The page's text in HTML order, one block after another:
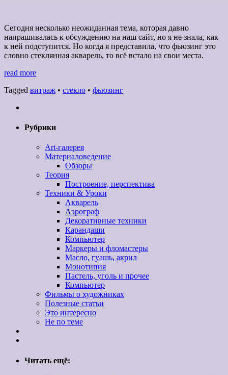
Сегодня несколько неожиданная тема, которая давно
напрашивалась к обсуждению на наш сайт, но я не знала, как
к ней подступится. Но когда я представила, что фьюзинг это
словно стеклянная акварель, то всё встало на свои места.
read more
Tagged витраж • стекло • фьюзинг
Рубрики
Art-галерея
Материаловедение
Обзоры
Теория
Построение, перспектива
Техники & Уроки
Акварель
Аэрограф
Декоративные техники
Карандаши
Компьютер
Маркеры и фломастеры
Масло, гуашь, акрил
Монотипия
Пастель, уголь и прочее
Компьютер
Фильмы о художниках
Полезные статьи
Это интересно
Не по теме
Читать ещё: